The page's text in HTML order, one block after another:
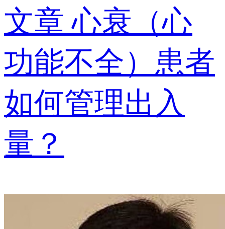
文章 心衰（心
功能不全）患者
如何管理出入
量？